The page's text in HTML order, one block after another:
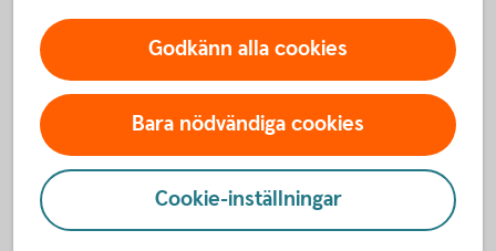
Swish företagsapp – frågor och
svar
Godkänn alla cookies
Bara nödvändiga cookies
Cookie-inställningar